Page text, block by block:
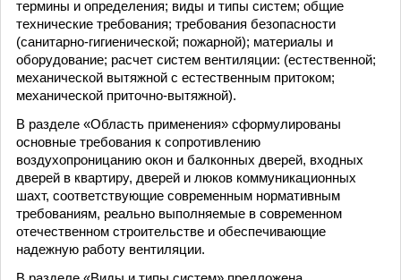
термины и определения; виды и типы систем; общие
технические требования; требования безопасности
(санитарно-гигиенической; пожарной); материалы и
оборудование; расчет систем вентиляции: (естественной;
механической вытяжной с естественным притоком;
механической приточно-вытяжной).
В разделе «Область применения» сформулированы
основные требования к сопротивлению
воздухопроницанию окон и балконных дверей, входных
дверей в квартиру, дверей и люков коммуникационных
шахт, соответствующие современным нормативным
требованиям, реально выполняемые в современном
отечественном строительстве и обеспечивающие
надежную работу вентиляции.